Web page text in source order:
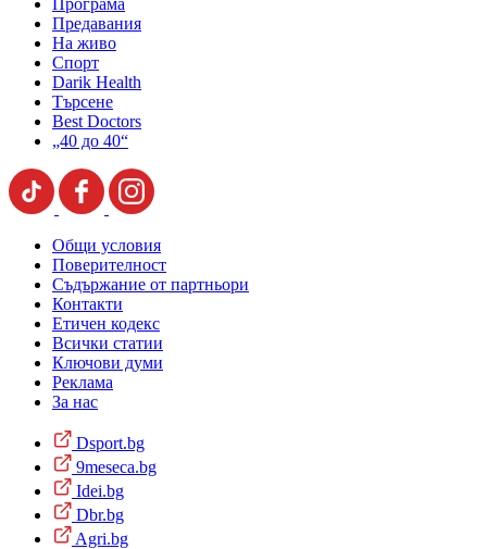
Програма
Предавания
На живо
Спорт
Darik Health
Търсене
Best Doctors
„40 до 40“
Общи условия
Поверителност
Съдържание от партньори
Контакти
Етичен кодекс
Всички статии
Ключови думи
Реклама
За нас
Dsport.bg
9meseca.bg
Idei.bg
Dbr.bg
Agri.bg